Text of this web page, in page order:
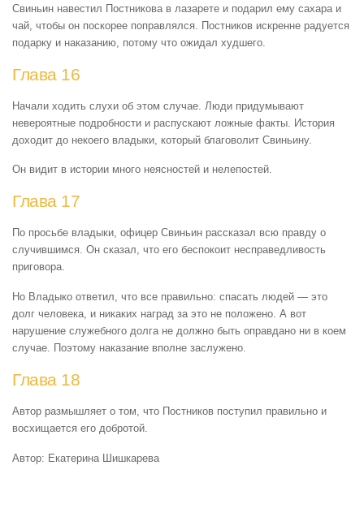
Свиньин навестил Постникова в лазарете и подарил ему сахара и
чай, чтобы он поскорее поправлялся. Постников искренне радуется
подарку и наказанию, потому что ожидал худшего.
Глава 16
Начали ходить слухи об этом случае. Люди придумывают
невероятные подробности и распускают ложные факты. История
доходит до некоего владыки, который благоволит Свиньину.
Он видит в истории много неясностей и нелепостей.
Глава 17
По просьбе владыки, офицер Свиньин рассказал всю правду о
случившимся. Он сказал, что его беспокоит несправедливость
приговора.
Но Владыко ответил, что все правильно: спасать людей — это
долг человека, и никаких наград за это не положено. А вот
нарушение служебного долга не должно быть оправдано ни в коем
случае. Поэтому наказание вполне заслужено.
Глава 18
Автор размышляет о том, что Постников поступил правильно и
восхищается его добротой.
Автор: Екатерина Шишкарева